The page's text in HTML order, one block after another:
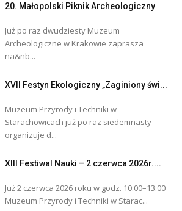
20. Małopolski Piknik Archeologiczny
Już po raz dwudziesty Muzeum
Archeologiczne w Krakowie zaprasza
na&nb...
XVII Festyn Ekologiczny „Zaginiony świ...
Muzeum Przyrody i Techniki w
Starachowicach już po raz siedemnasty
organizuje d...
XIII Festiwal Nauki – 2 czerwca 2026r....
Już 2 czerwca 2026 roku w godz. 10:00–13:00
Muzeum Przyrody i Techniki w Starac...